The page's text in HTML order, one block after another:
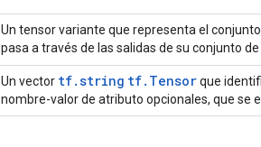
Un tensor variante que representa el
pasa a través de las salidas de su conjunto
Un vector tf.string tf.Tensorque
nombre-valor de atributo opcionales, que se